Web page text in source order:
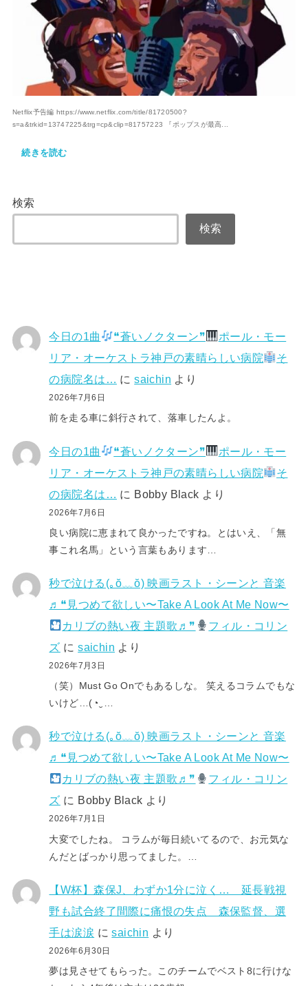
Netflix予告編 https://www.netflix.com/title/81720500?
s=a&trkid=13747225&trg=cp&clip=81757223 『ポップスが最高...
続きを読む
検索
検索
今日の1曲 ❝蒼いノクターン❞
ポール・モー
リア・オーケストラ神戸の素晴らしい病院
そ
の病院名は… にsaichin より
2026年7月6日
前を走る車に斜行されて、落車したんよ。
今日の1曲 ❝蒼いノクターン❞
ポール・モー
リア・オーケストラ神戸の素晴らしい病院
そ
の病院名は… に Bobby Black より
2026年7月6日
良い病院に恵まれて良かったですね。とはいえ、「無
事これ名馬」という言葉もあります…
秒で泣ける(⁠｡⁠ŏ⁠﹏⁠ŏ⁠) 映画ラスト・シーンと 音楽
♬❝見つめて欲しい〜Take A Look At Me Now〜
カリブの熱い夜 主題歌♬❞
フィル・コリン
ズ にsaichin より
2026年7月3日
（笑）Must Go Onでもあるしな。 笑えるコラムでもな
いけど…(⁠◔⁠‿⁠…
秒で泣ける(⁠｡⁠ŏ⁠﹏⁠ŏ⁠) 映画ラスト・シーンと 音楽
♬❝見つめて欲しい〜Take A Look At Me Now〜
カリブの熱い夜 主題歌♬❞
フィル・コリン
ズ に Bobby Black より
2026年7月1日
大変でしたね。 コラムが毎日続いてるので、お元気な
んだとばっかり思ってました。…
【W杯】森保J、わずか1分に泣く… 延長戦視
野も試合終了間際に痛恨の失点 森保監督、選
手は涙涙 にsaichin より
2026年6月30日
夢は見させてもらった。このチームでベスト8に行けな